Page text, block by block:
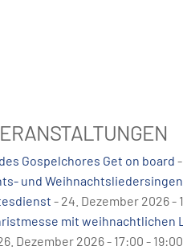
Gospelchores Get on board
und Weihnachtsliedersingen
- 24. Dezember 2026 -
mit weihnachtlichen
Dezember 2026 - 17:00 - 19:00